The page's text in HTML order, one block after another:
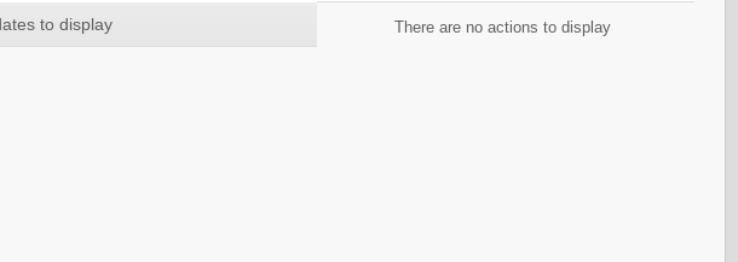
to display There are no actions to display